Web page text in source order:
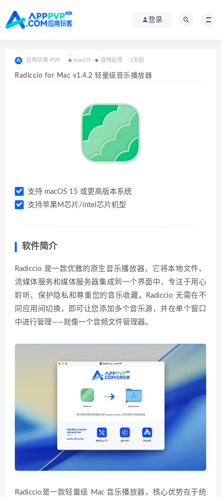
登录
应用玩客-PVP macOS 音频处理 3天前
Radiccio for Mac v1.4.2 轻量级音乐播放器
支持 macOS 15 或更高版本系统
支持苹果M芯片/intel芯片机型
软件简介
Radiccio 是一款优雅的原生音乐播放器，它将本地文件、
流媒体服务和媒体服务器集成到一个界面中，专注于用心
聆听、保护隐私和尊重您的音乐收藏。Radiccio 无需在不
同应用间切换，即可让您添加多个音乐源，并在单个窗口
中进行管理——就像一个音频文件管理器。
Radiccio是一款轻量级 Mac 音乐播放器，核心优势在于统